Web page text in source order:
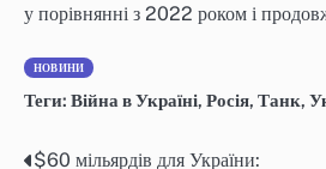
у порівнянні з 2022 роком і
НОВИНИ
Теги: Війна в Україні, Росія, Танк,
$60 мільярдів для України: